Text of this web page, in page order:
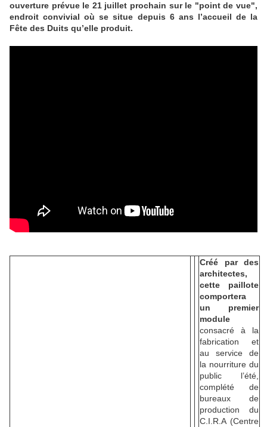
ouverture prévue le 21 juillet prochain sur le "point de vue",
endroit convivial où se situe depuis 6 ans l’accueil de la
Fête des Duits qu’elle produit.
Créé par des
architectes,
cette paillote
comportera
un premier
module
consacré à la
fabrication et
au service de
la nourriture du
public l’été,
complété de
bureaux de
production du
C.I.R.A (Centre